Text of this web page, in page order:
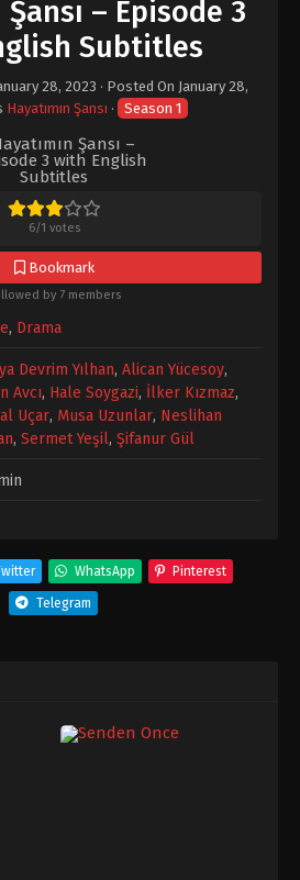
Şansı – Episode 3
Subtitles
28, 2023 · Posted On January 28,
Hayatımın Şansı · Season 1
6/1 votes
Bookmark
by 7 members
, Drama
Devrim Yılhan, Alican Yücesoy,
Avcı, Hale Soygazi, İlker Kızmaz,
Uçar, Musa Uzunlar, Neslihan
, Sermet Yeşil, Şifanur Gül
WhatsApp Pinterest
Telegram